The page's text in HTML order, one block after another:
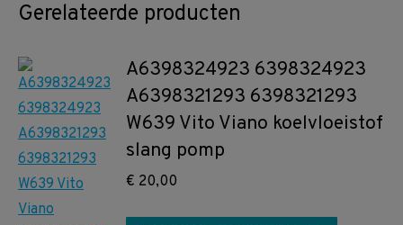
Gerelateerde producten
A6398324923 6398324923
A6398321293 6398321293
W639 Vito Viano koelvloeistof
slang pomp
€ 20,00